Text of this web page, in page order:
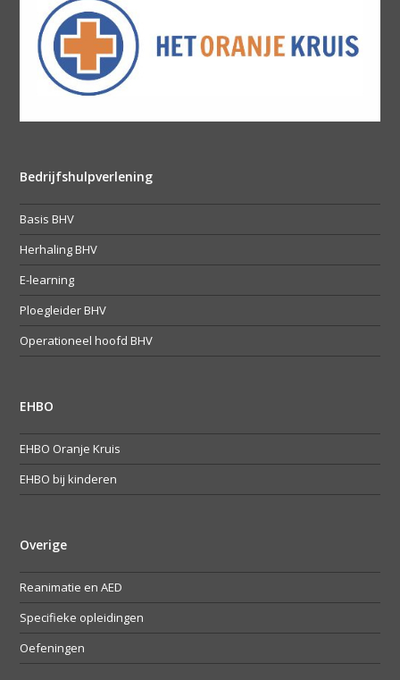
Bedrijfshulpverlening
Basis BHV
Herhaling BHV
E-learning
Ploegleider BHV
Operationeel hoofd BHV
EHBO
EHBO Oranje Kruis
EHBO bij kinderen
Overige
Reanimatie en AED
Specifieke opleidingen
Oefeningen